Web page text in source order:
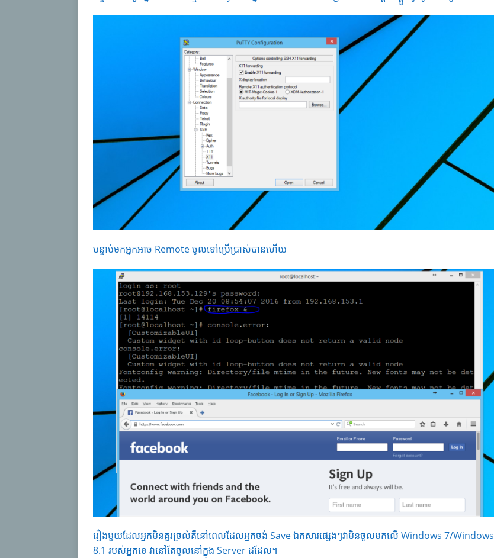
បន្ទាប់មកអ្នកអាច Remote ចូលទៅប្រើប្រាស់បានហើយ
រឿងមួយដែលអ្នកមិនគួរច្រលំគឺនៅពេលដែលអ្នកចង់ Save ឯកសារផ្សេងៗវាមិនចូលមកលើ Windows 7/Windows
8.1 របស់អ្នកទេ វានៅតែចូលនៅក្នុង Server ដដែល។